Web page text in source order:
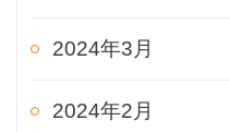
2024年3月
2024年2月